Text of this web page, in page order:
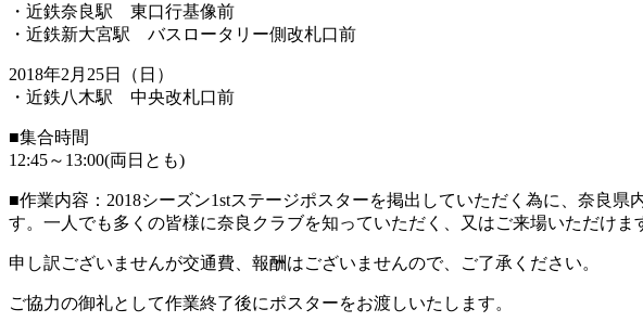
・近鉄奈良駅 東口行基像前
・近鉄新大宮駅 バスロータリー側改札口前
2018年2月25日（日）
・近鉄八木駅 中央改札口前
■集合時間
12:45～13:00(両日とも)
■作業内容：2018シーズン1stステージポスターを掲出していただく為に、奈良
す。一人でも多くの皆様に奈良クラブを知っていただく、又はご来場いただけま
申し訳ございませんが交通費、報酬はございませんので、ご了承ください。
ご協力の御礼として作業終了後にポスターをお渡しいたします。